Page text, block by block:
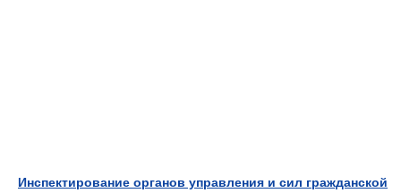
Инспектирование органов управления и сил гражданской